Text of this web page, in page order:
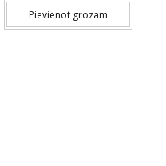
Pievienot grozam